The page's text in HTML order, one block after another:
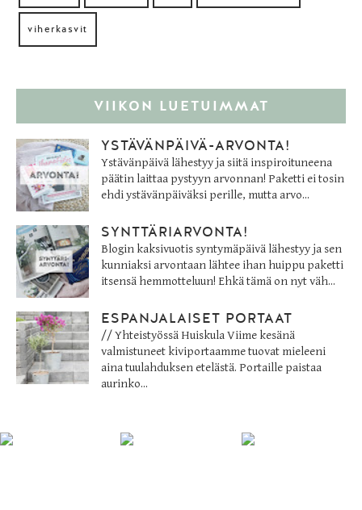
viherkasvit
VIIKON LUETUIMMAT
YSTÄVÄNPÄIVÄ-ARVONTA!
Ystävänpäivä lähestyy ja siitä inspiroituneena
päätin laittaa pystyyn arvonnan! Paketti ei tosin
ehdi ystävänpäiväksi perille, mutta arvo...
SYNTTÄRIARVONTA!
Blogin kaksivuotis syntymäpäivä lähestyy ja sen
kunniaksi arvontaan lähtee ihan huippu paketti
itsensä hemmotteluun! Ehkä tämä on nyt väh...
ESPANJALAISET PORTAAT
// Yhteistyössä Huiskula Viime kesänä
valmistuneet kiviportaamme tuovat mieleeni
aina tuulahduksen etelästä. Portaille paistaa
aurinko...